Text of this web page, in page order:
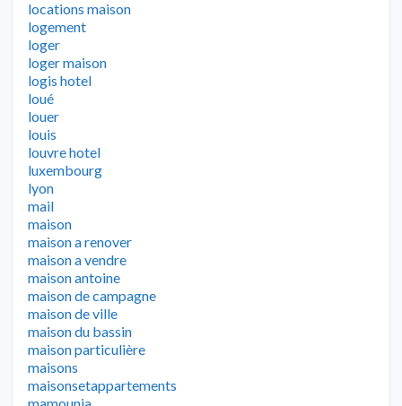
locations maison
logement
loger
loger maison
logis hotel
loué
louer
louis
louvre hotel
luxembourg
lyon
mail
maison
maison a renover
maison a vendre
maison antoine
maison de campagne
maison de ville
maison du bassin
maison particulière
maisons
maisonsetappartements